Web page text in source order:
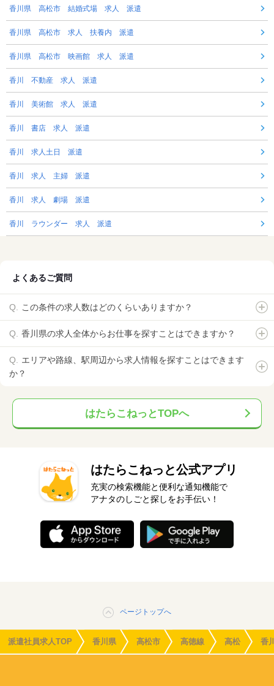
香川県 高松市 結婚式場 求人 派遣
香川県 高松市 求人 扶養内 派遣
香川県 高松市 映画館 求人 派遣
香川 不動産 求人 派遣
香川 美術館 求人 派遣
香川 書店 求人 派遣
香川 求人土日 派遣
香川 求人 主婦 派遣
香川 求人 劇場 派遣
香川 ラウンダー 求人 派遣
よくあるご質問
この条件の求人数はどのくらいありますか？
香川県の求人全体からお仕事を探すことはできますか？
エリアや路線、駅周辺から求人情報を探すことはできます
か？
はたらこねっとTOPへ
はたらこねっと公式アプリ
充実の検索機能と便利な通知機能で
アナタのしごと探しをお手伝い！
ページトップへ
派遣社員求人TOP 香川県 高松市 高徳線 高松 香